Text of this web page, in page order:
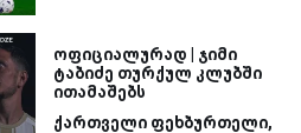
ოფიციალურად | ჯიმი
ტაბიძე თურქულ კლუბში
ითამაშებს
ქართველი ფეხბურთელი,